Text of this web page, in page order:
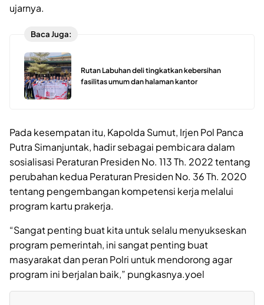
ujarnya.
Baca Juga:
Rutan Labuhan deli tingkatkan kebersihan
fasilitas umum dan halaman kantor
Pada kesempatan itu, Kapolda Sumut, Irjen Pol Panca
Putra Simanjuntak, hadir sebagai pembicara dalam
sosialisasi Peraturan Presiden No. 113 Th. 2022 tentang
perubahan kedua Peraturan Presiden No. 36 Th. 2020
tentang pengembangan kompetensi kerja melalui
program kartu prakerja.
“Sangat penting buat kita untuk selalu menyukseskan
program pemerintah, ini sangat penting buat
masyarakat dan peran Polri untuk mendorong agar
program ini berjalan baik,” pungkasnya.yoel